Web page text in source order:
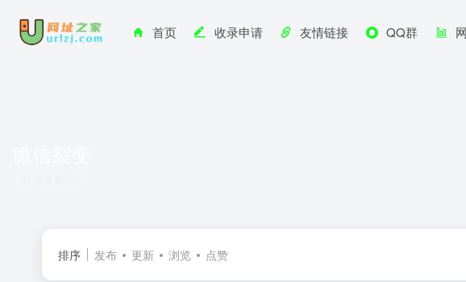
首页 收录申请 友情链接 QQ群
排序 发布 更新 浏览 点赞